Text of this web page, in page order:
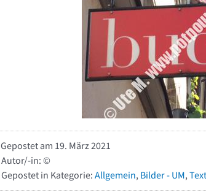
Gepostet am 19. März 2021
Autor/-in: ©
Gepostet in Kategorie: Allgemein, Bilder - UM,